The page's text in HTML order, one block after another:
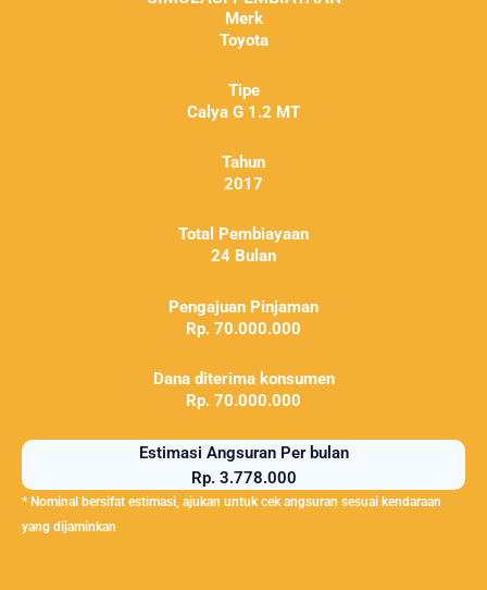
Merk
Toyota
Tipe
Calya G 1.2 MT
Tahun
2017
Total Pembiayaan
24 Bulan
Pengajuan Pinjaman
Rp. 70.000.000
Dana diterima konsumen
Rp. 70.000.000
Estimasi Angsuran Per bulan
Rp. 3.778.000
* Nominal bersifat estimasi, ajukan untuk cek angsuran sesuai kendaraan
yang dijaminkan